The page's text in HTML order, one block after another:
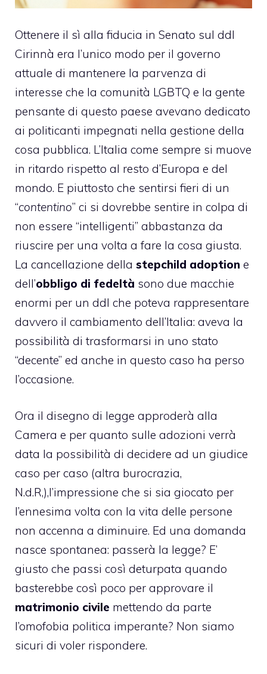
Ottenere il sì alla fiducia in Senato sul ddl
Cirinnà era l’unico modo per il governo
attuale di mantenere la parvenza di
interesse che la comunità LGBTQ e la gente
pensante di questo paese avevano dedicato
ai politicanti impegnati nella gestione della
cosa pubblica. L’Italia come sempre si muove
in ritardo rispetto al resto d’Europa e del
mondo. E piuttosto che sentirsi fieri di un
“contentino” ci si dovrebbe sentire in colpa di
non essere “intelligenti” abbastanza da
riuscire per una volta a fare la cosa giusta.
La cancellazione della stepchild adoption e
dell’obbligo di fedeltà sono due macchie
enormi per un ddl che poteva rappresentare
davvero il cambiamento dell’Italia: aveva la
possibilità di trasformarsi in uno stato
“decente” ed anche in questo caso ha perso
l’occasione.
Ora il disegno di legge approderà alla
Camera e per quanto sulle adozioni verrà
data la possibilità di decidere ad un giudice
caso per caso (altra burocrazia,
N.d.R,),l’impressione che si sia giocato per
l’ennesima volta con la vita delle persone
non accenna a diminuire. Ed una domanda
nasce spontanea: passerà la legge? E’
giusto che passi così deturpata quando
basterebbe così poco per approvare il
matrimonio civile mettendo da parte
l’omofobia politica imperante? Non siamo
sicuri di voler rispondere.